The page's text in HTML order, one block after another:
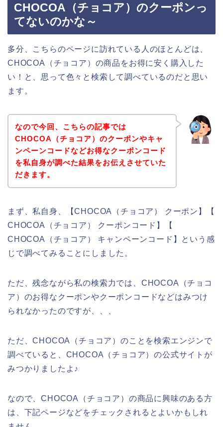
CHOCOA（チョコア）のクーポンっ
てないのかな～
多分、こちらのページに訪れている人のほとんどは、
CHOCOA（チョコア）の商品をお得に安く購入した
い！と、思って色々と検索して調べているのだと思い
ます。
なので今回、こちらの記事では
CHOCOA（チョコア）のクーポンやキャ
ンペーンコードなどお得なクーポンコード
を私自身が調べた結果をお伝えさせていた
だきます。
まず、私自身、【CHOCOA（チョコア） クーポン】【
CHOCOA（チョコア） クーポンコード】【
CHOCOA（チョコア） キャンペーンコード】という感
じで調べてみることにしました。
ただ、残念ながら私の検索力では、CHOCOA（チョコ
ア）のお得なクーポンやクーポンコードなどはみつけ
られなかったのですが、、、
ただ、CHOCOA（チョコア）のことを検索エンジンで
調べていると、CHOCOA（チョコア）の公式サイトが
みつかりましたよ♪
なので、CHOCOA（チョコア）の商品に興味のある方
は、下記ページなどをチェックされるとよいかもしれ